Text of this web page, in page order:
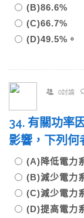
(B)86.6%
(C)66.7%
(D)49.5%。
0討論
34. 有關功率
影響，下列
(A)降低電力
(B)減少電力
(C)減少電力
(D)提高電力